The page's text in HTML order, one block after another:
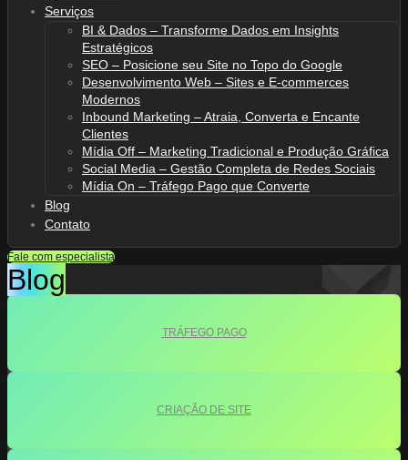
Serviços
BI & Dados – Transforme Dados em Insights
Estratégicos
SEO – Posicione seu Site no Topo do Google
Desenvolvimento Web – Sites e E-commerces
Modernos
Inbound Marketing – Atraia, Converta e Encante
Clientes
Mídia Off – Marketing Tradicional e Produção Gráfica
Social Media – Gestão Completa de Redes Sociais
Mídia On – Tráfego Pago que Converte
Blog
Contato
Fale com especialista
Blog
TRÁFEGO PAGO
CRIAÇÃO DE SITE